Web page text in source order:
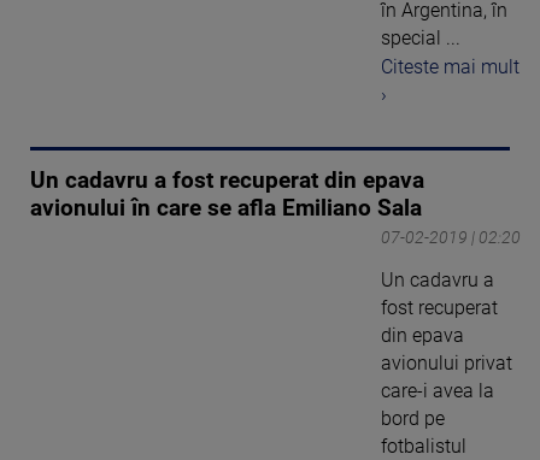
în Argentina, în
special ...
Citeste mai mult
›
Un cadavru a fost recuperat din epava
avionului în care se afla Emiliano Sala
07-02-2019 | 02:20
Un cadavru a
fost recuperat
din epava
avionului privat
care-i avea la
bord pe
fotbalistul